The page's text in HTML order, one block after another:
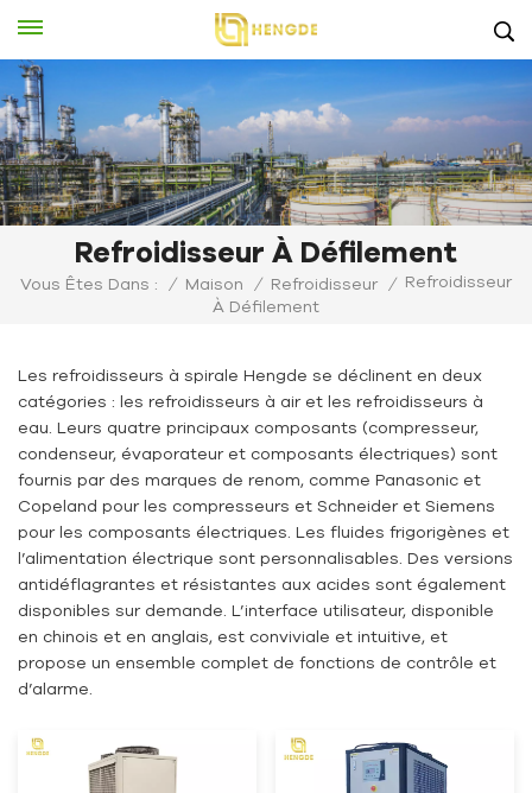
Refroidisseur À Défilement
Vous Êtes Dans : / Maison / Refroidisseur /
Refroidisseur
À Défilement
Les refroidisseurs à spirale Hengde se déclinent en deux
catégories : les refroidisseurs à air et les refroidisseurs à
eau. Leurs quatre principaux composants (compresseur,
condenseur, évaporateur et composants électriques) sont
fournis par des marques de renom, comme Panasonic et
Copeland pour les compresseurs et Schneider et Siemens
pour les composants électriques. Les fluides frigorigènes et
l’alimentation électrique sont personnalisables. Des versions
antidéflagrantes et résistantes aux acides sont également
disponibles sur demande. L’interface utilisateur, disponible
en chinois et en anglais, est conviviale et intuitive, et
propose un ensemble complet de fonctions de contrôle et
d’alarme.